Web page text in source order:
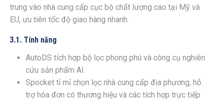
trung vào nhà cung cấp cục bộ chất lượng cao tại Mỹ và
EU, ưu tiên tốc độ giao hàng nhanh.
3.1. Tính năng
AutoDS tích hợp bộ lọc phong phú và công cụ nghiên
cứu sản phẩm AI.
Spocket tỉ mỉ chọn lọc nhà cung cấp địa phương, hỗ
trợ hóa đơn có thương hiệu và các tích hợp trực tiếp